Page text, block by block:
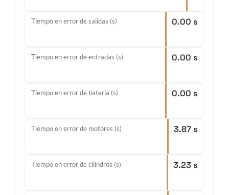
Tiempo en error de salidas (s) 0.00 s
Tiempo en error de entradas (s) 0.00 s
Tiempo en error de batería (s) 0.00 s
Tiempo en error de motores (s) 3.87 s
Tiempo en error de cilindros (s) 3.23 s